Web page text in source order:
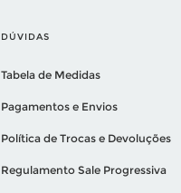
DÚVIDAS
Tabela de Medidas
Pagamentos e Envios
Política de Trocas e Devoluções
Regulamento Sale Progressiva